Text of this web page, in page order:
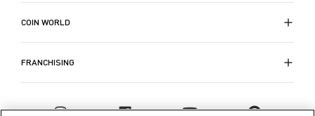
COIN WORLD
FRANCHISING